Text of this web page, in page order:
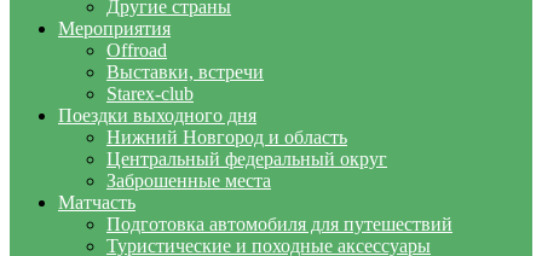
Другие страны
Мероприятия
Offroad
Выставки, встречи
Starex-club
Поездки выходного дня
Нижний Новгород и область
Центральный федеральный округ
Заброшенные места
Матчасть
Подготовка автомобиля для путешествий
Туристические и походные аксессуары